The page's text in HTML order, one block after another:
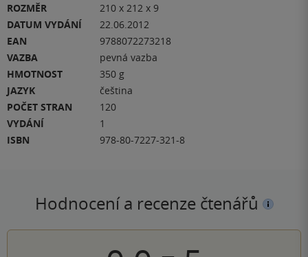
ROZMĚR
210 x 212 x 9
DATUM VYDÁNÍ
22.06.2012
EAN
9788072273218
VAZBA
pevná vazba
HMOTNOST
350 g
JAZYK
čeština
POČET STRAN
120
VYDÁNÍ
1
ISBN
978-80-7227-321-8
Hodnocení a recenze čtenářů